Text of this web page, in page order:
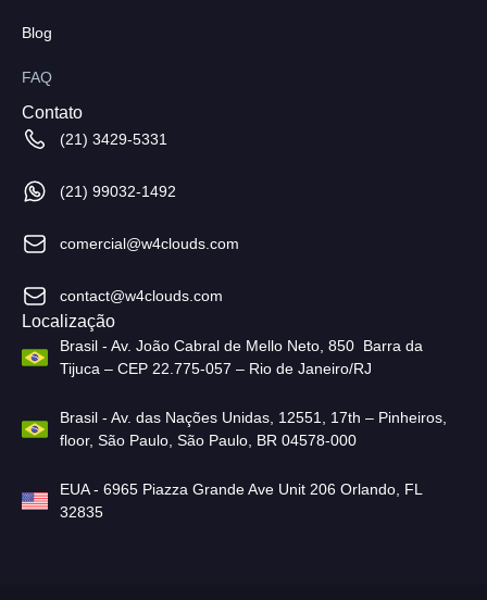
Blog
FAQ
Contato
(21) 3429-5331
(21) 99032-1492
comercial@w4clouds.com
contact@w4clouds.com
Localização
Brasil - Av. João Cabral de Mello Neto, 850 Barra da
Tijuca – CEP 22.775-057 – Rio de Janeiro/RJ
Brasil - Av. das Nações Unidas, 12551, 17th – Pinheiros,
floor, São Paulo, São Paulo, BR 04578-000
EUA - 6965 Piazza Grande Ave Unit 206 Orlando, FL
32835